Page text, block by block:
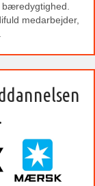
medarbejder,